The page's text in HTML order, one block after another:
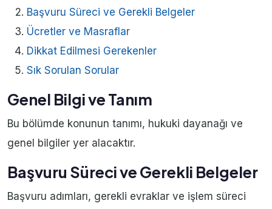
Başvuru Süreci ve Gerekli Belgeler
Ücretler ve Masraflar
Dikkat Edilmesi Gerekenler
Sık Sorulan Sorular
Genel Bilgi ve Tanım
Bu bölümde konunun tanımı, hukuki dayanağı ve
genel bilgiler yer alacaktır.
Başvuru Süreci ve Gerekli Belgeler
Başvuru adımları, gerekli evraklar ve işlem süreci